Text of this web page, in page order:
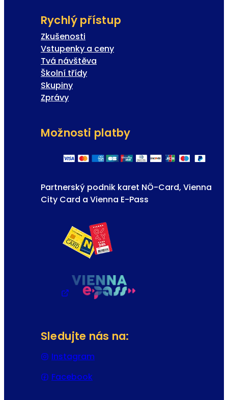
Rychlý přístup
Zkušenosti
Vstupenky a ceny
Tvá návštěva
Školní třídy
Skupiny
Zprávy
Možnosti platby
Partnerský podnik karet NÖ-Card, Vienna
City Card a Vienna E-Pass
Sledujte nás na:
Instagram
Facebook